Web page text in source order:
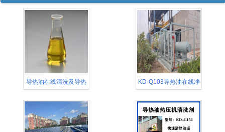
导热油在线清洗及导热 KD-Q103导热油在线净